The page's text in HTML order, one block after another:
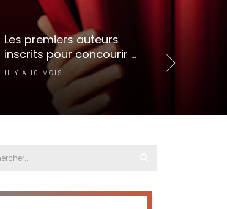
Les premiers auteurs
inscrits pour concourir ...
IL Y A 10 MOIS